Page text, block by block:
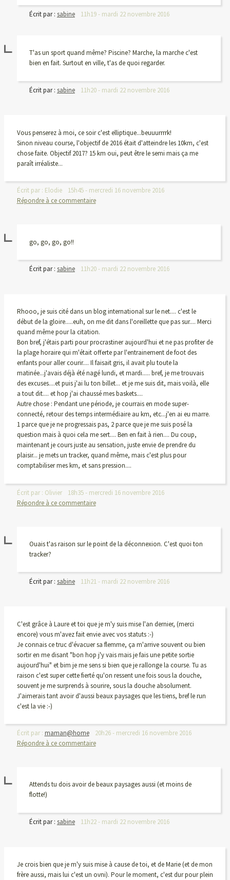
Écrit par : sabine 11h19- mardi 22 novembre 2016
T'as un sport quand même? Piscine? Marche, la marche c'est
bien en fait. Surtout en ville, t'as de quoi regarder.
Écrit par : sabine 11h20- mardi 22 novembre 2016
Vous penserez à moi, ce soir c'est elliptique...beuuurrrrk!
Sinon niveau course, l'objectif de 2016 était d'atteindre les 10km, c'est
chose faite. Objectif 2017? 15 km oui, peut être le semi mais ça me
paraît irréaliste...
Écrit par : Elodie 15h45- mercredi 16 novembre 2016
Répondre à ce commentaire
go, go, go, go!!
Écrit par : sabine 11h20- mardi 22 novembre 2016
Rhooo, je suis cité dans un blog international sur le net.... c'est le
début de la gloire.....euh, on me dit dans l'oreillette que pas sur.... Merci
quand même pour la citation.
Bon bref, j'étais parti pour procrastiner aujourd'hui et ne pas profiter de
la plage horaire qui m'était offerte par l'entrainement de foot des
enfants pour aller courir.... Il faisait gris, il avait plu toute la
matinée...j'avais déjà été nagé lundi, et mardi..... bref, je me trouvais
des excuses....et puis j'ai lu ton billet... et je me suis dit, mais voilà, elle
a tout dit.... et hop j'ai chaussé mes baskets....
Autre chose : Pendant une période, je courrais en mode super-
connecté, retour des temps intermédiaire au km, etc...j'en ai eu marre.
1 parce que je ne progressais pas, 2 parce que je me suis posé la
question mais à quoi cela me sert.... Ben en fait à rien.... Du coup,
maintenant je cours juste au sensation, juste envie de prendre du
plaisir... je mets un tracker, quand même, mais c'est plus pour
comptabiliser mes km, et sans pression....
Écrit par : Olivier 18h35- mercredi 16 novembre 2016
Répondre à ce commentaire
Ouais t'as raison sur le point de la déconnexion. C'est quoi ton
tracker?
Écrit par : sabine 11h21- mardi 22 novembre 2016
C'est grâce à Laure et toi que je m'y suis mise l'an dernier, (merci
encore) vous m'avez fait envie avec vos statuts :-)
Je connais ce truc d'évacuer sa flemme, ça m'arrive souvent ou bien
sortir en me disant "bon hop j'y vais mais je fais une petite sortie
aujourd'hui" et bim je me sens si bien que je rallonge la course. Tu as
raison c'est super cette fierté qu'on ressent une fois sous la douche,
souvent je me surprends à sourire, sous la douche absolument.
J'aimerais tant avoir d'aussi beaux paysages que les tiens, bref le run
c'est la vie :-)
Écrit par : maman@home 20h26- mercredi 16 novembre 2016
Répondre à ce commentaire
Attends tu dois avoir de beaux paysages aussi (et moins de
flotte!)
Écrit par : sabine 11h22- mardi 22 novembre 2016
Je crois bien que je m'y suis mise à cause de toi, et de Marie (et de mon
frère aussi, mais lui c'est un ovni). Pour le moment, c'est dur pour plein